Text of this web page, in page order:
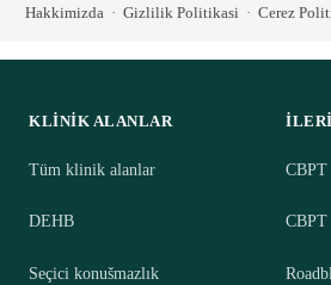
Hakkimizda · Gizlilik Politikasi · Cerez
KLINIK ALANLAR
Tüm klinik alanlar
DEHB
Seçici konušmazlık
İLERI
CBPT
CBPT